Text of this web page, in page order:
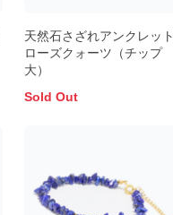
天然石さざれアンクレット
ローズクォーツ（チップ
大）
Sold Out